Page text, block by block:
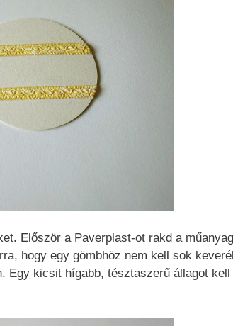
Először a Paverplast-ot rakd a
hogy egy gömbhöz nem kell sok
Egy kicsit hígabb, tésztaszerű állagot kell